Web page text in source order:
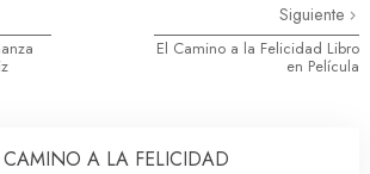
Siguiente
El Camino a la Felicidad Libro
en Película
CAMINO A LA FELICIDAD